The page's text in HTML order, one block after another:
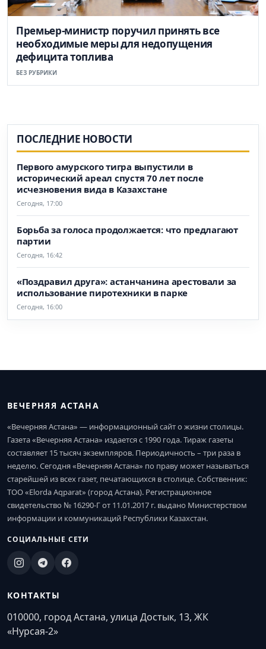
Премьер-министр поручил принять все
необходимые меры для недопущения
дефицита топлива
БЕЗ РУБРИКИ
ПОСЛЕДНИЕ НОВОСТИ
Первого амурского тигра выпустили в
исторический ареал спустя 70 лет после
исчезновения вида в Казахстане
Сегодня, 17:00
Борьба за голоса продолжается: что предлагают
партии
Сегодня, 16:42
«Поздравил друга»: астанчанина арестовали за
использование пиротехники в парке
Сегодня, 16:00
ВЕЧЕРНЯЯ АСТАНА
«Вечерняя Астана» — информационный сайт о жизни столицы.
Газета «Вечерняя Астана» издается с 1990 года. Тираж газеты
составляет 15 тысяч экземпляров. Периодичность – три раза в
неделю. Сегодня «Вечерняя Астана» по праву может называться
старейшей из всех газет, печатающихся в столице. Собственник:
ТОО «Elorda Aqparat» (город Астана). Регистрационное
свидетельство № 16290-Г от 11.01.2017 г. выдано Министерством
информации и коммуникаций Республики Казахстан.
СОЦИАЛЬНЫЕ СЕТИ
КОНТАКТЫ
010000, город Астана, улица Достык, 13, ЖК
«Нурсая-2»